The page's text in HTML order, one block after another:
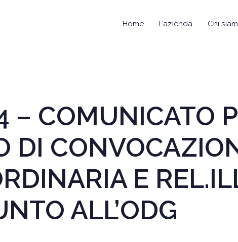
Home L’azienda Chi
– COMUNICATO
DI
E
ALL’ODG